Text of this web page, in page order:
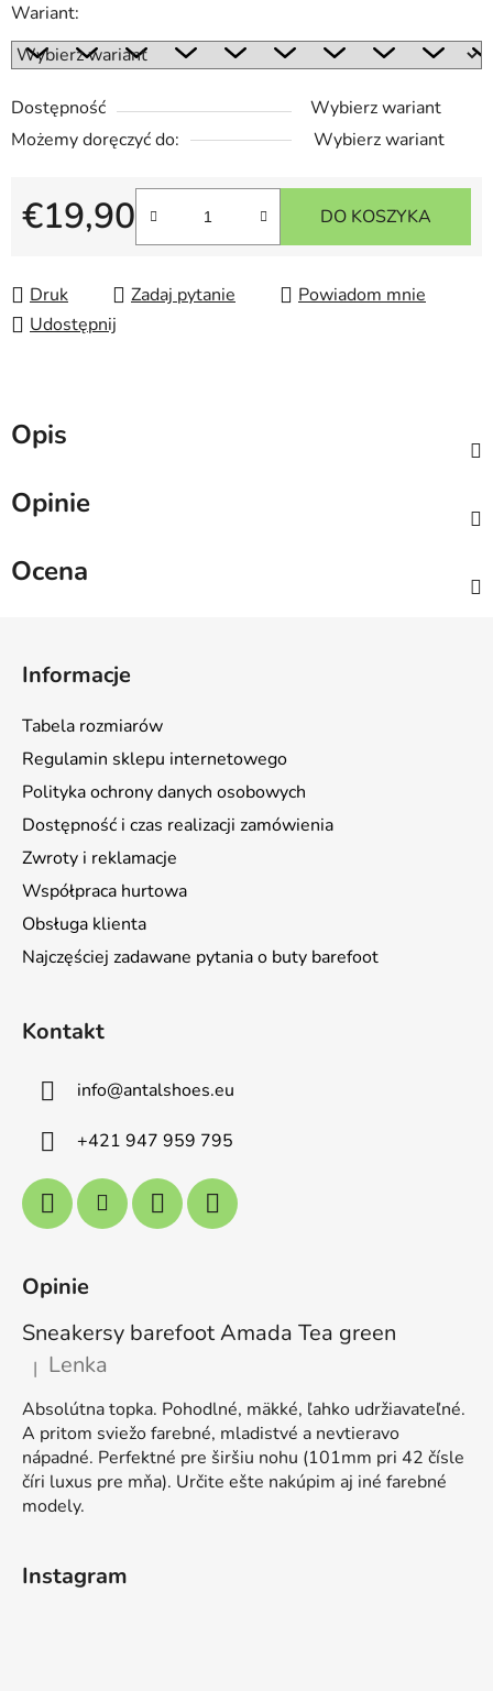
Wariant:
Dostępność
Wybierz wariant
Możemy doręczyć do:
Wybierz wariant
€19,90
Cena jednostkowa:
DO KOSZYKA
Druk Zadaj pytanie
Powiadom mnie
Udostępnij
Opis
Opinie
Ocena
Informacje
Tabela rozmiarów
Regulamin sklepu internetowego
Polityka ochrony danych osobowych
Dostępność i czas realizacji zamówienia
Zwroty i reklamacje
Współpraca hurtowa
Obsługa klienta
Najczęściej zadawane pytania o buty barefoot
Kontakt
info@antalshoes.eu
+421 947 959 795
Opinie
Sneakersy barefoot Amada Tea green
Ocena produktu to 5 na 5 gwiazdek.
| Lenka
Absolútna topka. Pohodlné, mäkké, ľahko udržiavateľné.
A pritom sviežo farebné, mladistvé a nevtieravo
nápadné. Perfektné pre širšiu nohu (101mm pri 42 čísle
číri luxus pre mňa). Určite ešte nakúpim aj iné farebné
modely.
Instagram